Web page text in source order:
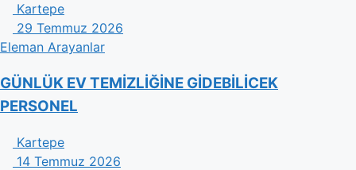
Kartepe
29 Temmuz 2026
Eleman Arayanlar
GÜNLÜK EV TEMİZLİĞİNE GİDEBİLİCEK
PERSONEL
Kartepe
14 Temmuz 2026